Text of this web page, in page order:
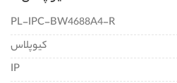
PL-IPC-BW4688A4-R
کیوپلاس
IP